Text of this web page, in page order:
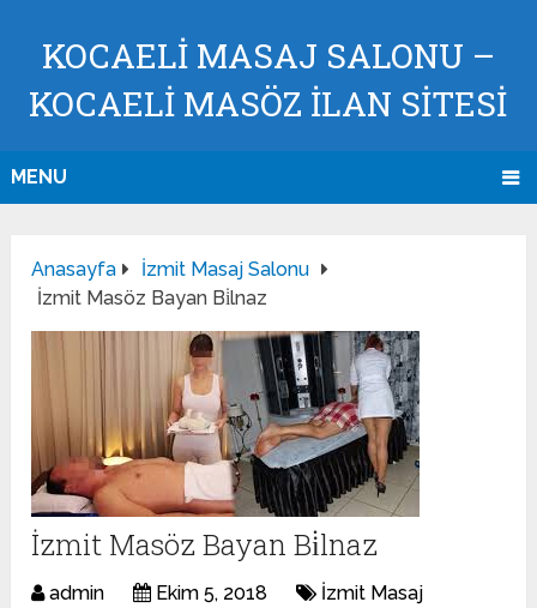
KOCAELI MASAJ SALONU –
KOCAELI MASÖZ İLAN SİTESİ
MENU
Anasayfa
İzmit Masaj Salonu
İzmit Masöz Bayan Bi̇lnaz
İzmit Masöz Bayan Bi̇lnaz
admin Ekim 5, 2018
İzmit Masaj